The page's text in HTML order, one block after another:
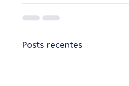
Posts recentes